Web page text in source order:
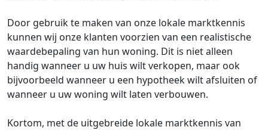
Door gebruik te maken van onze lokale marktkennis
kunnen wij onze klanten voorzien van een realistische
waardebepaling van hun woning. Dit is niet alleen
handig wanneer u uw huis wilt verkopen, maar ook
bijvoorbeeld wanneer u een hypotheek wilt afsluiten of
wanneer u uw woning wilt laten verbouwen.
Kortom, met de uitgebreide lokale marktkennis van